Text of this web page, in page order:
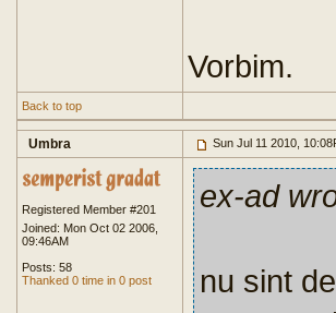
Vorbim.
Back to top
Umbra Sun Jul 11 2010,
Registered Member #201
Joined: Mon Oct 02 2006,
09:46AM
Posts: 58
Thanked 0 time in 0 post
ex-ad
nu sint